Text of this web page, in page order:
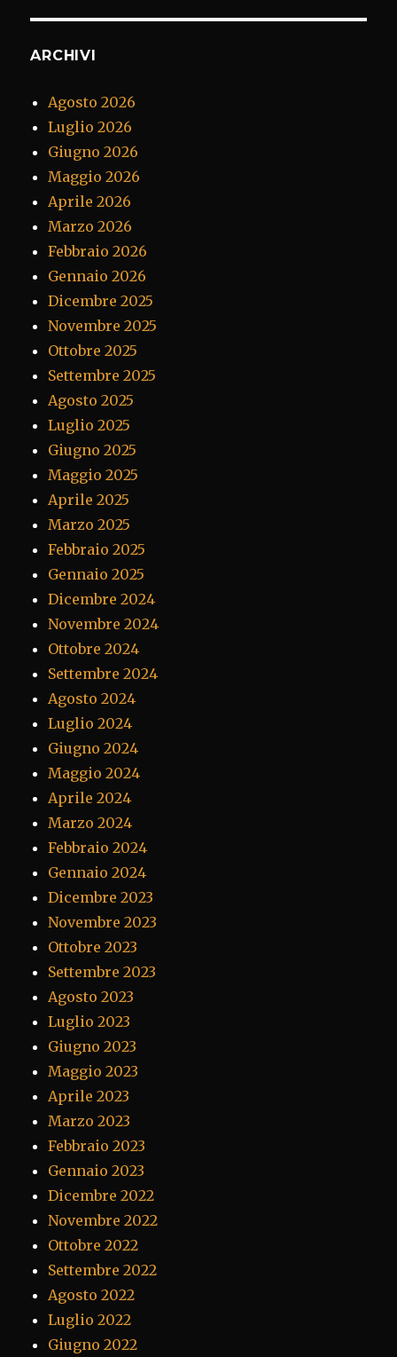
ARCHIVI
Agosto 2026
Luglio 2026
Giugno 2026
Maggio 2026
Aprile 2026
Marzo 2026
Febbraio 2026
Gennaio 2026
Dicembre 2025
Novembre 2025
Ottobre 2025
Settembre 2025
Agosto 2025
Luglio 2025
Giugno 2025
Maggio 2025
Aprile 2025
Marzo 2025
Febbraio 2025
Gennaio 2025
Dicembre 2024
Novembre 2024
Ottobre 2024
Settembre 2024
Agosto 2024
Luglio 2024
Giugno 2024
Maggio 2024
Aprile 2024
Marzo 2024
Febbraio 2024
Gennaio 2024
Dicembre 2023
Novembre 2023
Ottobre 2023
Settembre 2023
Agosto 2023
Luglio 2023
Giugno 2023
Maggio 2023
Aprile 2023
Marzo 2023
Febbraio 2023
Gennaio 2023
Dicembre 2022
Novembre 2022
Ottobre 2022
Settembre 2022
Agosto 2022
Luglio 2022
Giugno 2022